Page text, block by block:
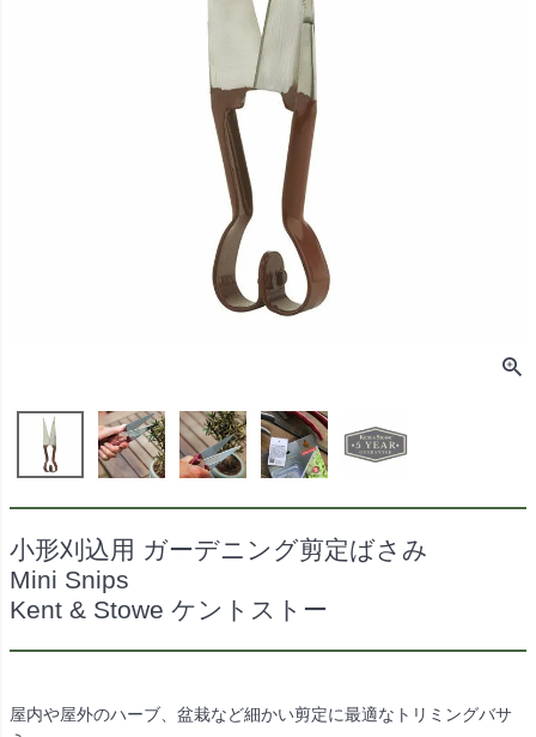
小形刈込用 ガーデニング剪定ばさみ
Mini Snips
Kent & Stowe ケントストー
屋内や屋外のハーブ、盆栽など細かい剪定に最適なトリミングバサ